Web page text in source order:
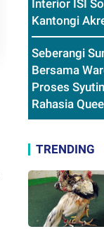
Interior ISI
Kantongi
Seberangi
Bersama
Proses
Rahasia
TRENDING